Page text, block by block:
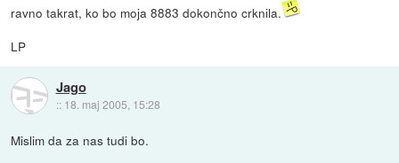
ravno takrat, ko bo moja 8883 dokončno crknila.
LP
Jago
:: 18. maj 2005, 15:28
Mislim da za nas tudi bo.